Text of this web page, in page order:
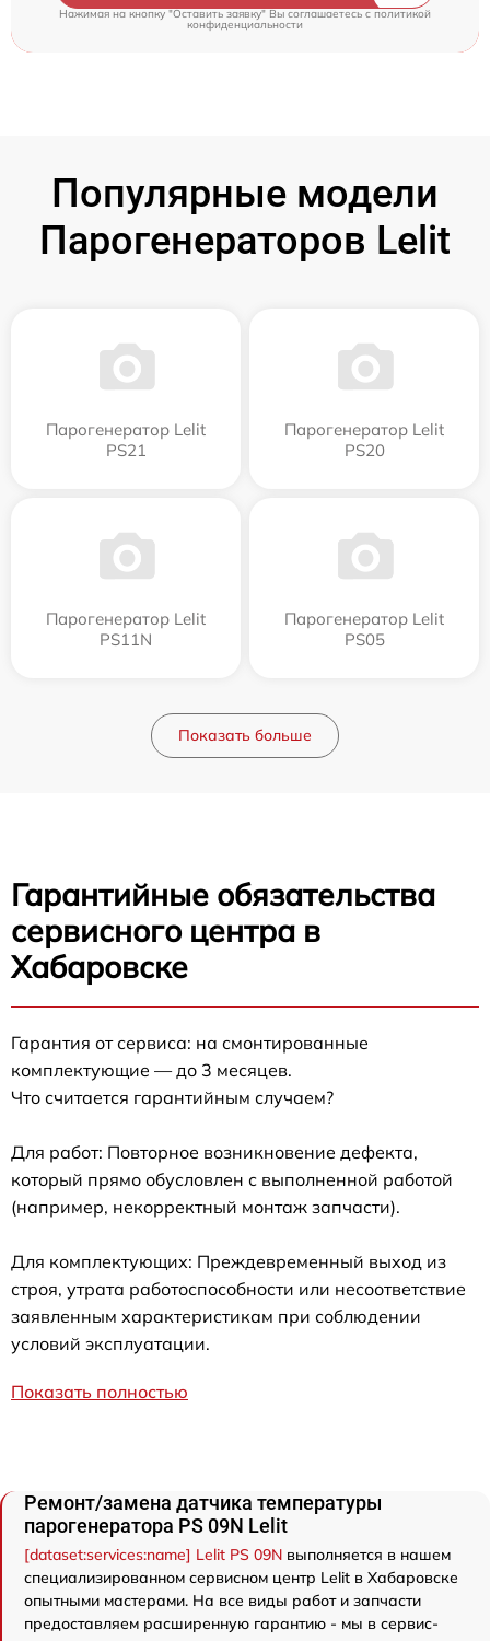
Нажимая на кнопку "Оставить заявку" Вы соглашаетесь cполитикой
конфиденциальности
Популярные модели
Парогенераторов Lelit
Парогенератор Lelit
PS21
Парогенератор Lelit
PS20
Парогенератор Lelit
PS11N
Парогенератор Lelit
PS05
Показать больше
Гарантийные обязательства
сервисного центра в
Хабаровске
Гарантия от сервиса: на смонтированные
комплектующие — до 3 месяцев.
Что считается гарантийным случаем?
Для работ: Повторное возникновение дефекта,
который прямо обусловлен с выполненной работой
(например, некорректный монтаж запчасти).
Для комплектующих: Преждевременный выход из
строя, утрата работоспособности или несоответствие
заявленным характеристикам при соблюдении
условий эксплуатации.
Показать полностью
Ремонт/замена датчика температуры
парогенератора PS 09N Lelit
[dataset:services:name] Lelit PS 09N выполняется в нашем
специализированном сервисном центр Lelit в Хабаровске
опытными мастерами. На все виды работ и запчасти
предоставляем расширенную гарантию - мы в сервис-